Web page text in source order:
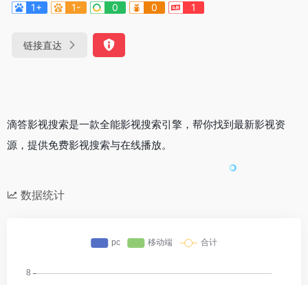
1+
1- 0 0 1
链接直达
滴答影视搜索是一款全能影视搜索引擎，帮你找到最新影视资
源，提供免费影视搜索与在线播放。
数据统计